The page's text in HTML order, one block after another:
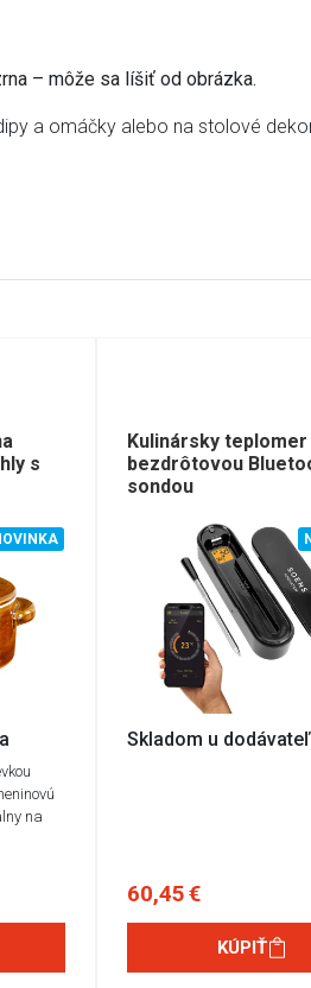
– môže sa líšiť od obrázka.
a omáčky alebo na stolové
s
na
Kulinársky teplomer
bezdrôtovou
sondou
Skladom u
60,45 €
KÚPIŤ